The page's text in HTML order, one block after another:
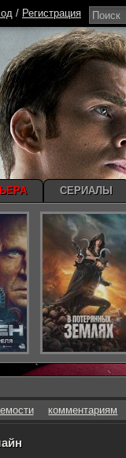
комментариям
/ Регистрация
СЕРИАЛЫ